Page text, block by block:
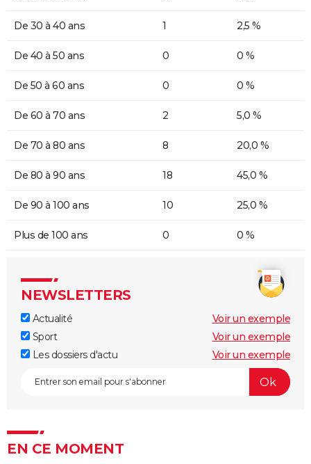
De 30 à 40 ans 1 2,5 %
De 40 à 50 ans 0 0 %
De 50 à 60 ans 0 0 %
De 60 à 70 ans 2 5,0 %
De 70 à 80 ans 8 20,0 %
De 80 à 90 ans 18 45,0 %
De 90 à 100 ans 10 25,0 %
Plus de 100 ans 0 0 %
NEWSLETTERS
Actualité
Voir un exemple
Sport
Voir un exemple
Les dossiers d'actu
Voir un exemple
EN CE MOMENT